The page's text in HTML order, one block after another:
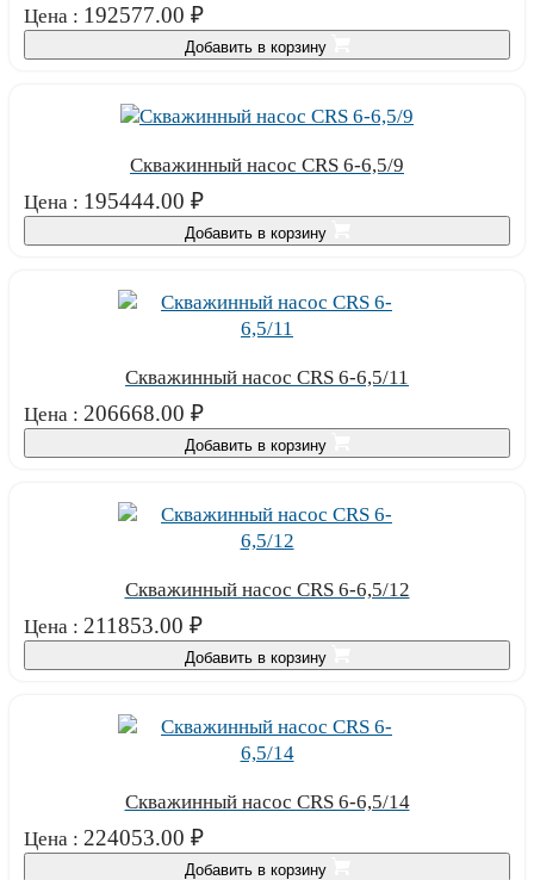
Цена : 192577.00 ₽
Добавить в корзину
Скважинный насос CRS 6-6,5/9
Цена : 195444.00 ₽
Добавить в корзину
Скважинный насос CRS 6-6,5/11
Цена : 206668.00 ₽
Добавить в корзину
Скважинный насос CRS 6-6,5/12
Цена : 211853.00 ₽
Добавить в корзину
Скважинный насос CRS 6-6,5/14
Цена : 224053.00 ₽
Добавить в корзину